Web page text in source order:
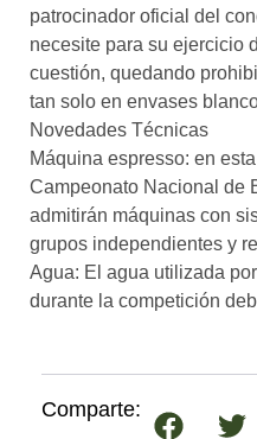
patrocinador oficial del
necesite para su ejercicio
cuestión, quedando
tan solo en envases
Novedades Técnicas
Máquina espresso: en
Campeonato Nacional de
admitirán máquinas con
grupos independientes y
Agua: El agua utilizada
durante la competición
Comparte: